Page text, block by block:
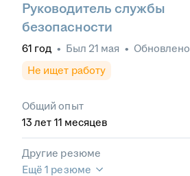
Руководитель службы
безопасности
61 год • Был 21 мая • Обновлено
Не ищет работу
Общий опыт
13 лет 11 месяцев
Другие резюме
Ещё 1 резюме